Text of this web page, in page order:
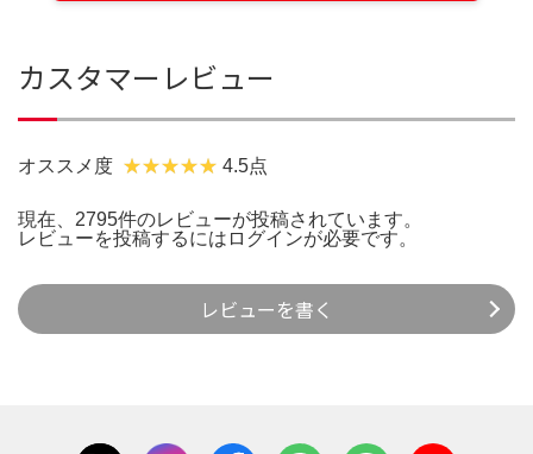
カスタマーレビュー
オススメ度 4.5点
現在、2795件のレビューが投稿されています。
レビューを投稿するには ログインが必要です。
レビューを書く